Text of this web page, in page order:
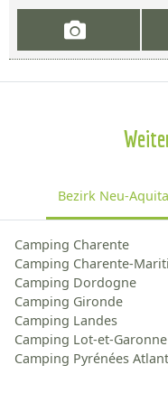
Bezirk Neu-
Camping Charente
Camping Charente-
Camping Dordogne
Camping Gironde
Camping Landes
Camping Lot-et-Garonne
Camping Pyrénées